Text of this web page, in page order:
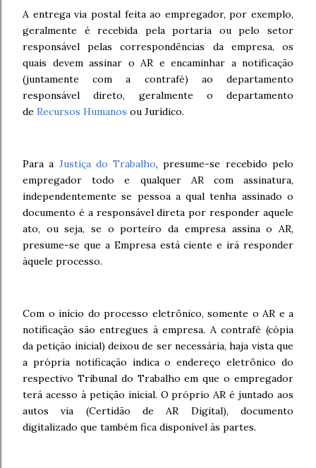
A entrega via postal feita ao empregador, por exemplo,
geralmente é recebida pela portaria ou pelo setor
responsável pelas correspondências da empresa, os
quais devem assinar o AR e encaminhar a notificação
(juntamente com a contrafé) ao departamento
responsável direto, geralmente o departamento
de Recursos Humanos ou Jurídico.
Para a Justiça do Trabalho, presume-se recebido pelo
empregador todo e qualquer AR com assinatura,
independentemente se pessoa a qual tenha assinado o
documento é a responsável direta por responder aquele
ato, ou seja, se o porteiro da empresa assina o AR,
presume-se que a Empresa está ciente e irá responder
àquele processo.
Com o início do processo eletrônico, somente o AR e a
notificação são entregues à empresa. A contrafé (cópia
da petição inicial) deixou de ser necessária, haja vista que
a própria notificação indica o endereço eletrônico do
respectivo Tribunal do Trabalho em que o empregador
terá acesso à petição inicial. O próprio AR é juntado aos
autos via (Certidão de AR Digital), documento
digitalizado que também fica disponível às partes.